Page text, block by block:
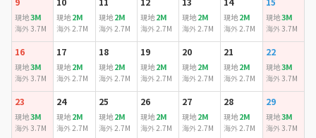
現地3M
海外3.7M
現地2M
海外2.7M
現地 2M
海外2.7M
現地 2M
海外2.7M
現地2M
海外2.7M
現地2M
海外2.7M
現地3M
海外3.7M
16
現地3M
海外3.7M
17
現地2M
海外2.7M
18
現地 2M
海外2.7M
19
現地 2M
海外2.7M
20
現地2M
海外2.7M
21
現地2M
海外2.7M
22
現地3M
海外3.7M
23
現地3M
海外3.7M
24
現地2M
海外2.7M
25
現地 2M
海外2.7M
26
現地 2M
海外2.7M
27
現地2M
海外2.7M
28
現地2M
海外2.7M
29
現地3M
海外3.7M